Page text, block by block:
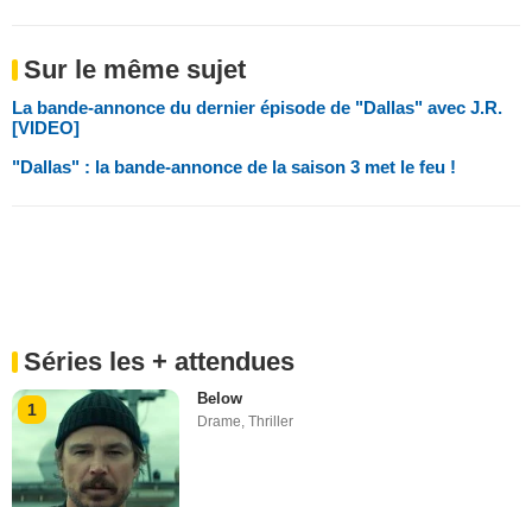
Sur le même sujet
La bande-annonce du dernier épisode de "Dallas" avec J.R.
[VIDEO]
"Dallas" : la bande-annonce de la saison 3 met le feu !
Séries les + attendues
1
Below
Drame ,Thriller